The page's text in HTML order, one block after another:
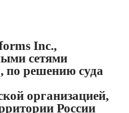
Inc.,
сетями
по решению суда
организацией,
России